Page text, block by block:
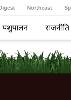
Northeast
पशुपालन राजनीति